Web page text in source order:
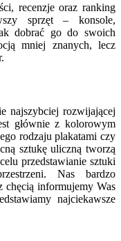
recenzje oraz ranking
sprzęt – konsole,
dobrać go do swoich
mniej znanych, lecz
najszybciej rozwijającej
głównie z kolorowym
rodzaju plakatami czy
sztukę uliczną tworzą
przedstawianie sztuki
Nas bardzo
chęcią informujemy Was
najciekawsze